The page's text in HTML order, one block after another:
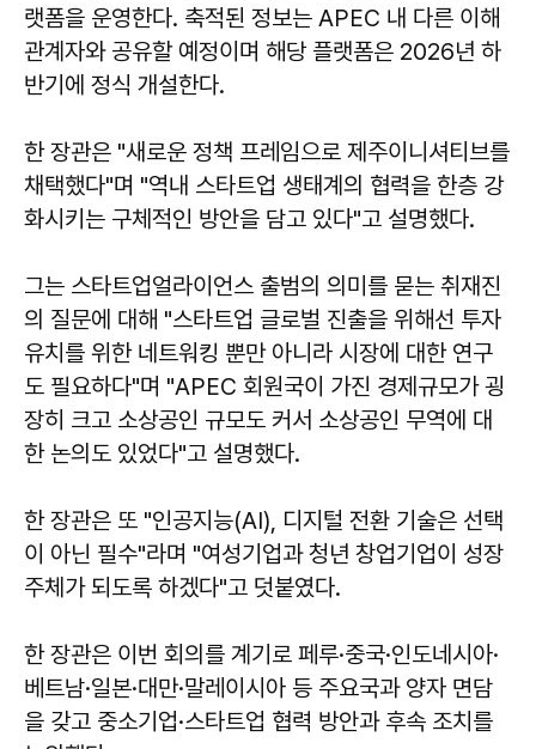
랫폼을 운영한다. 축적된 정보는 APEC 내 다른 이해
관계자와 공유할 예정이며 해당 플랫폼은 2026년 하
반기에 정식 개설한다.
한 장관은 "새로운 정책 프레임으로 제주이니셔티브를
채택했다"며 "역내 스타트업 생태계의 협력을 한층 강
화시키는 구체적인 방안을 담고 있다"고 설명했다.
그는 스타트업얼라이언스 출범의 의미를 묻는 취재진
의 질문에 대해 "스타트업 글로벌 진출을 위해선 투자
유치를 위한 네트워킹 뿐만 아니라 시장에 대한 연구
도 필요하다"며 "APEC 회원국이 가진 경제규모가 굉
장히 크고 소상공인 규모도 커서 소상공인 무역에 대
한 논의도 있었다"고 설명했다.
한 장관은 또 "인공지능(AI), 디지털 전환 기술은 선택
이 아닌 필수"라며 "여성기업과 청년 창업기업이 성장
주체가 되도록 하겠다"고 덧붙였다.
한 장관은 이번 회의를 계기로 페루·중국·인도네시아·
베트남·일본·대만·말레이시아 등 주요국과 양자 면담
을 갖고 중소기업·스타트업 협력 방안과 후속 조치를